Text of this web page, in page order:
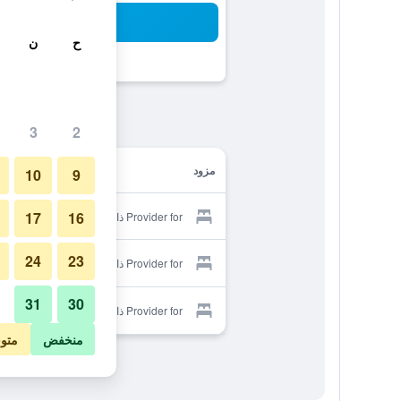
مزود
Provider for ذا كوزي إن جيجو
Provider for ذا كوزي إن جيجو
Provider for ذا كوزي إن جيجو
ح ن
2
3
9
10
16
17
23
24
30
31
منخفض